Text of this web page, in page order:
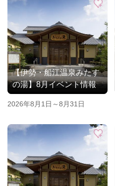
【伊勢・船江温泉みたす
の湯】8月イベント情報
2026年8月1日～8月31日